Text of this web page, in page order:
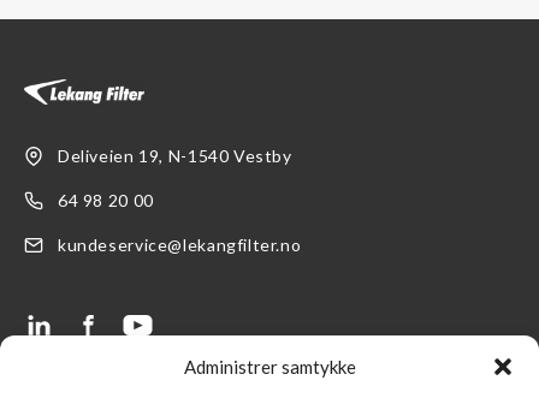
Administrer samtykke
Deliveien 19, N-1540 Vestby
64 98 20 00
kundeservice@lekangfilter.no